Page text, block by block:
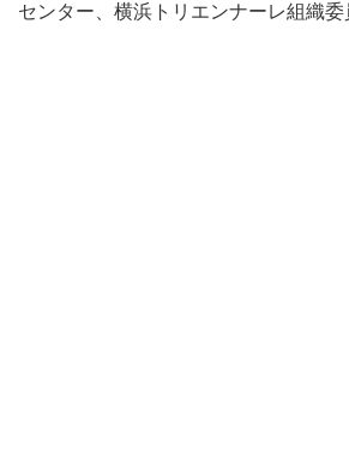
センター、横浜トリエンナーレ組織委